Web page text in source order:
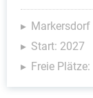
Markersdorf
Start: 2027
Freie Plätze: